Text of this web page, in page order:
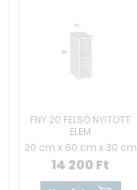
FNY 20 FELSŐ NYITOTT
ELEM
20 cm x 60 cm x 30 cm
14 200 Ft